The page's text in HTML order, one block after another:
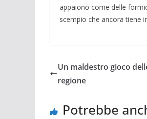
appaiono come delle
scempio che ancora tiene
Un maldestro gioco
regione
Potrebbe